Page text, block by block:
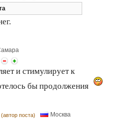
и стимулирует к
бы продолжения
(автор поста) Москва